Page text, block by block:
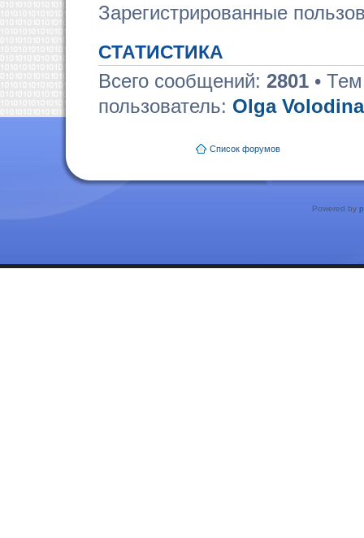
Зарегистрированные
СТАТИСТИКА
Всего сообщений: 2801 •
пользователь: Olga Volodina
Список форумов
Powered by